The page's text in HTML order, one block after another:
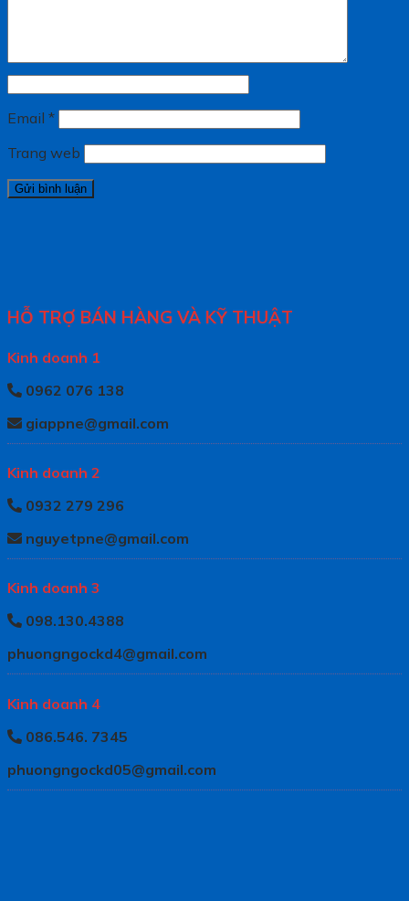
Email *
Trang web
HỖ TRỢ BÁN HÀNG VÀ KỸ THUẬT
Kinh doanh 1
0962 076 138
giappne@gmail.com
Kinh doanh 2
0932 279 296
nguyetpne@gmail.com
Kinh doanh 3
098.130.4388
phuongngockd4@gmail.com
Kinh doanh 4
086.546. 7345
phuongngockd05@gmail.com